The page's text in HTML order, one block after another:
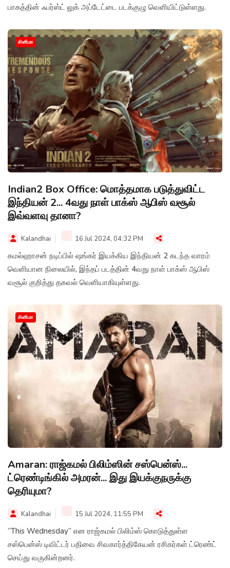
பாகத்தின் ஃபர்ஸ்ட் லுக் அப்டேட்டை படக்குழு வெளியிட்டுள்ளது.
சினிமா
Indian2 Box Office: மொத்தமாக படுத்துவிட்ட
இந்தியன் 2... 4வது நாள் பாக்ஸ் ஆபிஸ் வசூல்
இவ்வளவு தானா?
Kalandhai 16 Jul 2024, 04:32 PM
கமல்ஹாசன் நடிப்பில் ஷங்கர் இயக்கிய இந்தியன் 2 கடந்த வாரம்
வெளியான நிலையில், இந்தப் படத்தின் 4வது நாள் பாக்ஸ் ஆபிஸ்
வசூல் குறித்து தகவல் வெளியாகியுள்ளது.
சினிமா
Amaran: ராஜ்கமல் பிலிம்ஸின் சஸ்பென்ஸ்...
ட்ரெண்டிங்கில் அமரன்... இது இயக்குநருக்கு
தெரியுமா?
Kalandhai 15 Jul 2024, 11:55 PM
”This Wednesday” என ராஜ்கமல் பிலிம்ஸ் கொடுத்துள்ள
சஸ்பென்ஸ் டிவிட்டர் பதிவை சிவகார்த்திகேயன் ரசிகர்கள் ட்ரெண்ட்
செய்து வருகின்றனர்.